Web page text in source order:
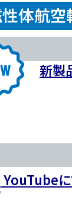
体航空
新製
YouTube